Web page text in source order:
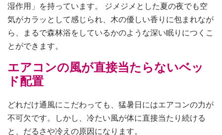
湿作用」を持っています。 ジメジメとした夏の夜でも空
気がカラッとして感じられ、木の優しい香りに包まれなが
ら、まるで森林浴をしているかのような深い眠りにつくこ
とができます。
エアコンの風が直接当たらないベッ
ド配置
どれだけ通風にこだわっても、猛暑日にはエアコンの力が
不可欠です。しかし、冷たい風が体に直接当たり続ける
と、だるさや冷えの原因になります。